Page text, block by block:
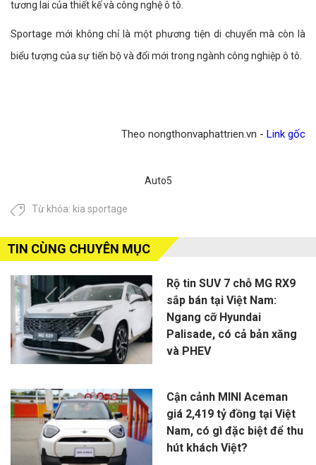
tương lai của thiết kế và công nghệ ô tô.
Sportage mới không chỉ là một phương tiện di chuyển mà còn là
biểu tượng của sự tiến bộ và đổi mới trong ngành công nghiệp ô tô.​
Theo nongthonvaphattrien.vn - Link gốc
Auto5
Từ khóa: kia sportage
TIN CÙNG CHUYÊN MỤC
Rộ tin SUV 7 chỗ MG RX9
sắp bán tại Việt Nam:
Ngang cỡ Hyundai
Palisade, có cả bản xăng
và PHEV
Cận cảnh MINI Aceman
giá 2,419 tỷ đồng tại Việt
Nam, có gì đặc biệt để thu
hút khách Việt?